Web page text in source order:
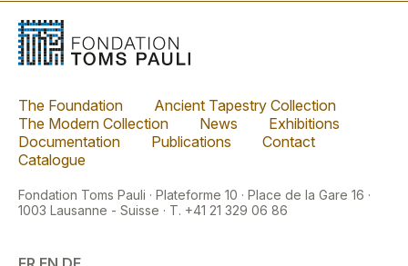
The Foundation
Ancient Tapestry Collection
The Modern Collection
News
Exhibitions
Documentation
Publications
Contact
Catalogue
Fondation Toms Pauli · Plateforme 10 · Place de la Gare 16 ·
1003 Lausanne - Suisse · T. +41 21 329 06 86